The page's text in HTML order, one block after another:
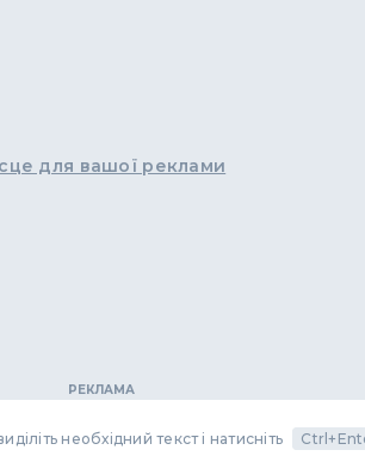
для вашої реклами
необхідний текст і натисніть